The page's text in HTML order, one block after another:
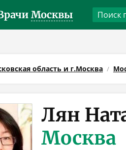
Москвы
область и г.Москва
Лян
Москва